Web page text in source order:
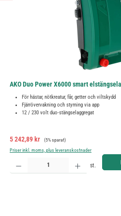
AKO Duo Power X6000 smart
För hästar, nötkreatur, får, getter och viltskydd
Fjärrövervakning och styrning via app
12 / 230 volt duo-stängselaggregat
Försäljningspris:
5 242,89 kr Ordinarie pris:
(5% sparat)
Priser inkl. moms, plus leveranskostnader
Produktkvantitet: Ange önskat belopp eller använd
st.